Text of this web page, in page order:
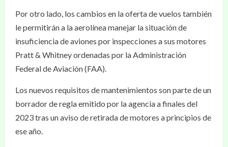
Por otro lado, los cambios en la oferta de vuelos también
le permitirán a la aerolínea manejar la situación de
insuficiencia de aviones por inspecciones a sus motores
Pratt & Whitney ordenadas por la Administración
Federal de Aviación (FAA).
Los nuevos requisitos de mantenimientos son parte de un
borrador de regla emitido por la agencia a finales del
2023 tras un aviso de retirada de motores a principios de
ese año.